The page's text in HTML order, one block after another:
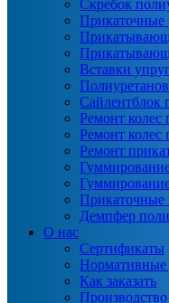
Скребок
Прикаточные
Вставки
Сайлентблок
Ремонт колес
Ремонт
Ремонт
Прикаточные
Демпфер
О нас
Сертификаты
Нормативные
Как заказать
Производство